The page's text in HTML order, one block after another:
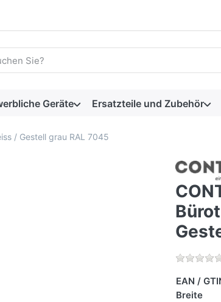
Suchbegriff ein. Während Sie tippen, erscheinen
Geräte Ersatzteile und Zubehör
/ Gestell grau RAL 7045
EAN /
Breite